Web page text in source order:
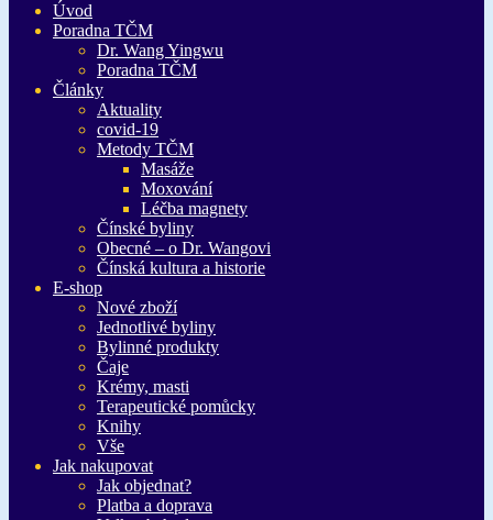
Úvod
Poradna TČM
Dr. Wang Yingwu
Poradna TČM
Články
Aktuality
covid-19
Metody TČM
Masáže
Moxování
Léčba magnety
Čínské byliny
Obecné – o Dr. Wangovi
Čínská kultura a historie
E-shop
Nové zboží
Jednotlivé byliny
Bylinné produkty
Čaje
Krémy, masti
Terapeutické pomůcky
Knihy
Vše
Jak nakupovat
Jak objednat?
Platba a doprava